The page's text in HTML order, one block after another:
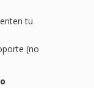
tu
(no